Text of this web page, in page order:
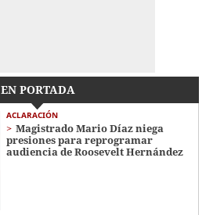
EN PORTADA
ACLARACIÓN
Magistrado Mario Díaz niega
presiones para reprogramar
audiencia de Roosevelt Hernández